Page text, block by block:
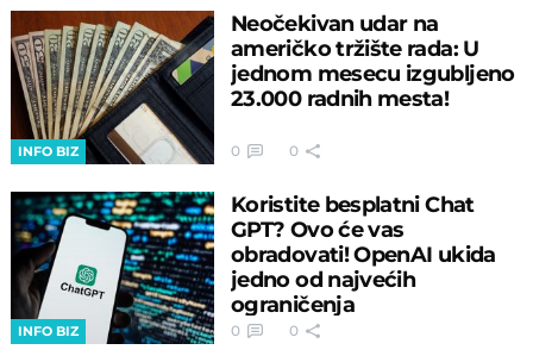
INFO BIZ
Neočekivan udar na
američko tržište rada: U
jednom mesecu izgubljeno
23.000 radnih mesta!
0 0
INFO BIZ
Koristite besplatni Chat
GPT? Ovo će vas
obradovati! OpenAI ukida
jedno od najvećih
ograničenja
0 0